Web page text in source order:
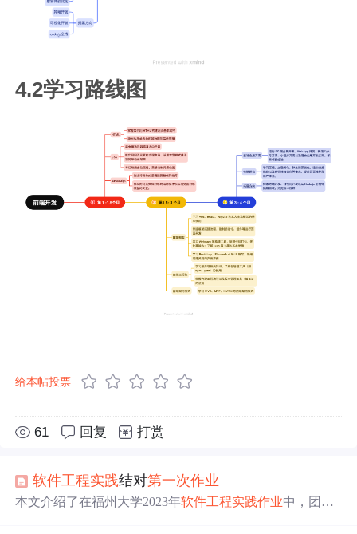
4.2学习路线图
给本帖投票
61 回复 打赏
软件工程实践结对第一次作业
本文介绍了在福州大学2023年软件工程实践作业中，团队